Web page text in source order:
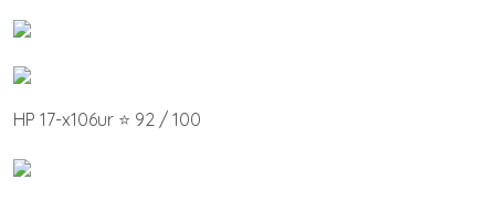
HP 17-x106ur ⭐ 92 / 100